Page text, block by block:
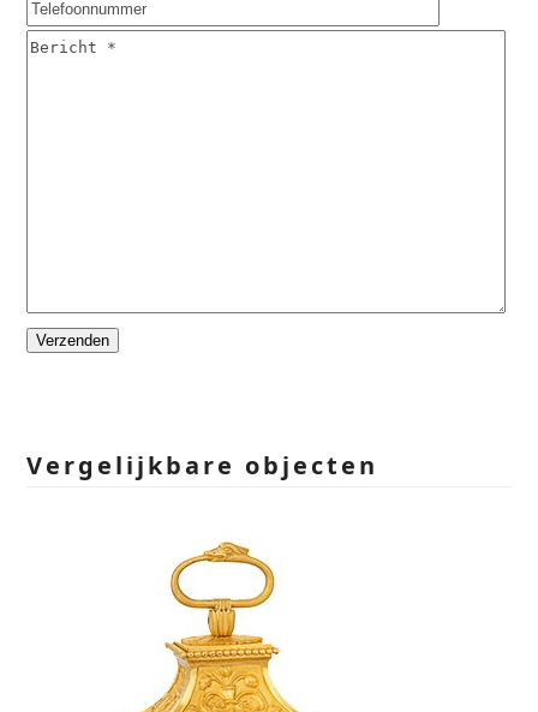
Please
Vergelijkbare objecten